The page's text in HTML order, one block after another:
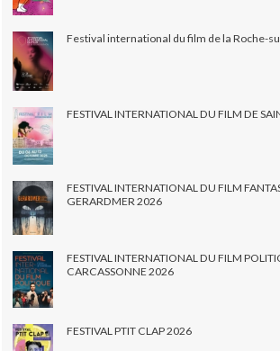
Festival international du film de la Roche-
FESTIVAL INTERNATIONAL DU FILM DE
FESTIVAL INTERNATIONAL DU FILM
GERARDMER 2026
FESTIVAL INTERNATIONAL DU FILM
CARCASSONNE 2026
FESTIVAL PTIT CLAP 2026